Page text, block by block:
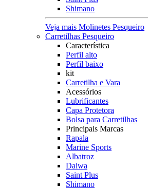
Shimano
Veja mais Molinetes Pesqueiro
Carretilhas Pesqueiro
Característica
Perfil alto
Perfil baixo
kit
Carretilha e Vara
Acessórios
Lubrificantes
Capa Protetora
Bolsa para Carretilhas
Principais Marcas
Rapala
Marine Sports
Albatroz
Daiwa
Saint Plus
Shimano